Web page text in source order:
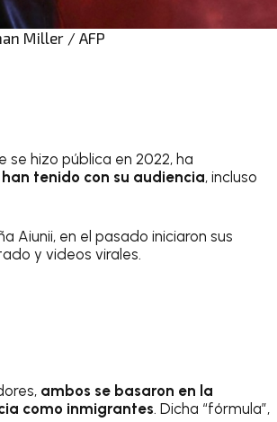
Miller / AFP
se hizo pública en 2022, ha
tenido con su audiencia, incluso
Aiunii, en el pasado iniciaron sus
y videos virales.
ambos se basaron en la
como inmigrantes. Dicha “fórmula”,